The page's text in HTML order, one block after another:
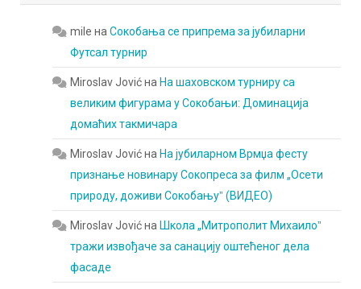
mile наСокобања се припрема за јубиларни
Футсал турнир
Miroslav Jovićна На шаховском турниру са
великим фигурама у Сокобањи: Доминација
домаћих такмичара
Miroslav Jovićна На јубиларном Врмџа фесту
признање новинару Сокопреса за филм „Осети
природу, доживи Сокобањуˮ (ВИДЕО)
Miroslav Jovićна Школа „Митрополит Михаилоˮ
тражи извођаче за санацију оштећеног дела
фасаде